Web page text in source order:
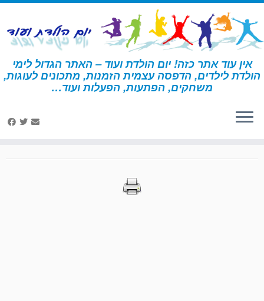
דלג
לתוכן
אין עוד אתר כזה! יום הולדת ועוד – האתר הגדול לימי
הולדת לילדים, הדפסה עצמית הזמנות, מתכונים לעוגות,
משחקים, הפתעות, הפעלות ועוד… דף הבית » הדפסות – אליס בארץ הפלאות » עמוד 37
הדפסות – אליס בארץ